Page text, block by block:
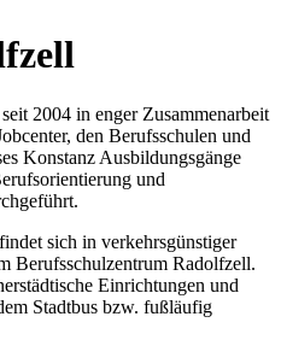
2004 in enger Zusammenarbeit
den Berufsschulen und
Konstanz Ausbildungsgänge
und
sich in verkehrsgünstiger
Berufsschulzentrum Radolfzell.
Einrichtungen und
Stadtbus bzw. fußläufig